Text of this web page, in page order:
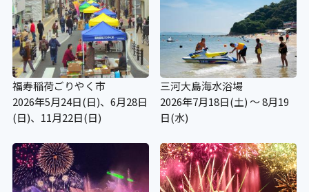
福寿稲荷ごりやく市
2026年5月24日(日)、6月28日
(日)、11月22日(日)
三河大島海水浴場
2026年7月18日(土) ～ 8月19
日(水)